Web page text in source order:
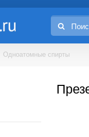
Одноатомные спирты